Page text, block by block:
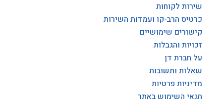
שירות לקוחות
כרטיס הרב-קו ועמדות השירות
קישורים שימושיים
זכויות והגבלות
על חברת דן
שאלות ותשובות
מדיניות פרטיות
תנאי השימוש באתר